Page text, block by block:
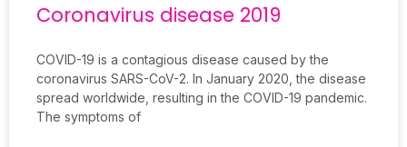
Coronavirus disease 2019
COVID-19 is a contagious disease caused by the
coronavirus SARS-CoV-2. In January 2020, the disease
spread worldwide, resulting in the COVID-19 pandemic.
The symptoms of